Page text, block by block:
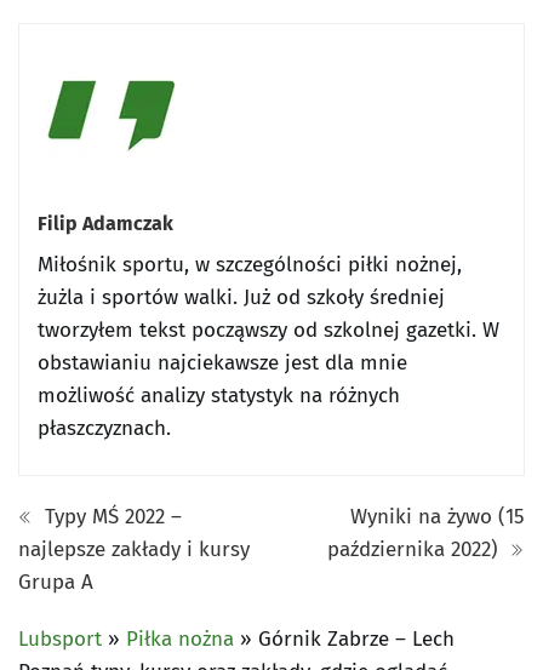
Filip Adamczak
Miłośnik sportu, w szczególności piłki nożnej,
żużla i sportów walki. Już od szkoły średniej
tworzyłem tekst począwszy od szkolnej gazetki. W
obstawianiu najciekawsze jest dla mnie
możliwość analizy statystyk na różnych
płaszczyznach.
Typy MŚ 2022 –
najlepsze zakłady i kursy
Grupa A
Wyniki na żywo (15
października 2022)
Lubsport » Piłka nożna » Górnik Zabrze – Lech